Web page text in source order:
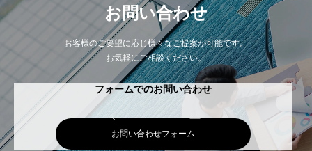
お問い合わせ
お客様のご要望に応じ様々なご提案が可能です。
お気軽にご相談ください。
フォームでのお問い合わせ
お問い合わせフォーム